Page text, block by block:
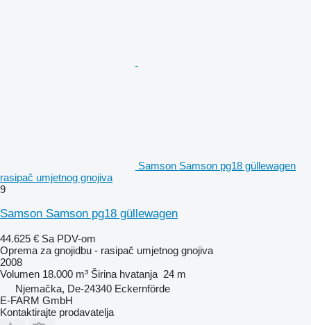
Samson Samson pg18 güllewagen
rasipač umjetnog gnojiva
9
Samson Samson pg18 güllewagen
44.625 € Sa PDV-om
Oprema za gnojidbu - rasipač umjetnog gnojiva
2008
Volumen 18.000 m³ Širina hvatanja 24 m
Njemačka, De-24340 Eckernförde
E-FARM GmbH
Kontaktirajte prodavatelja